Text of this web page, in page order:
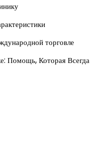
торговле
Помощь, Которая Всегда